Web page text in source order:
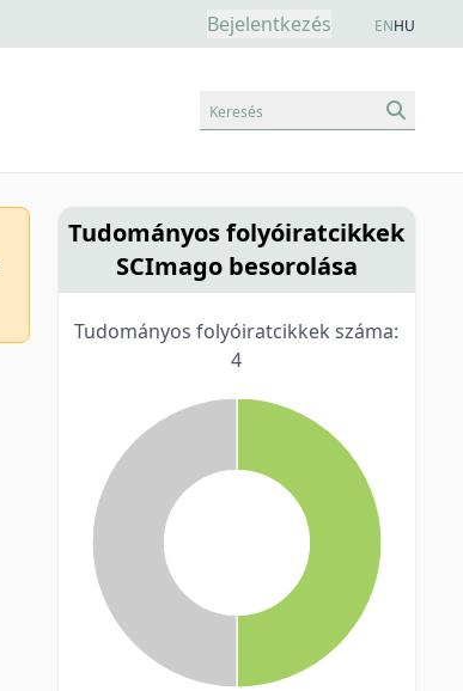
Bejelentkezés ENHU
Keresés
Tudományos folyóiratcikkek
SCImago besorolása
Tudományos folyóiratcikkek száma:
4